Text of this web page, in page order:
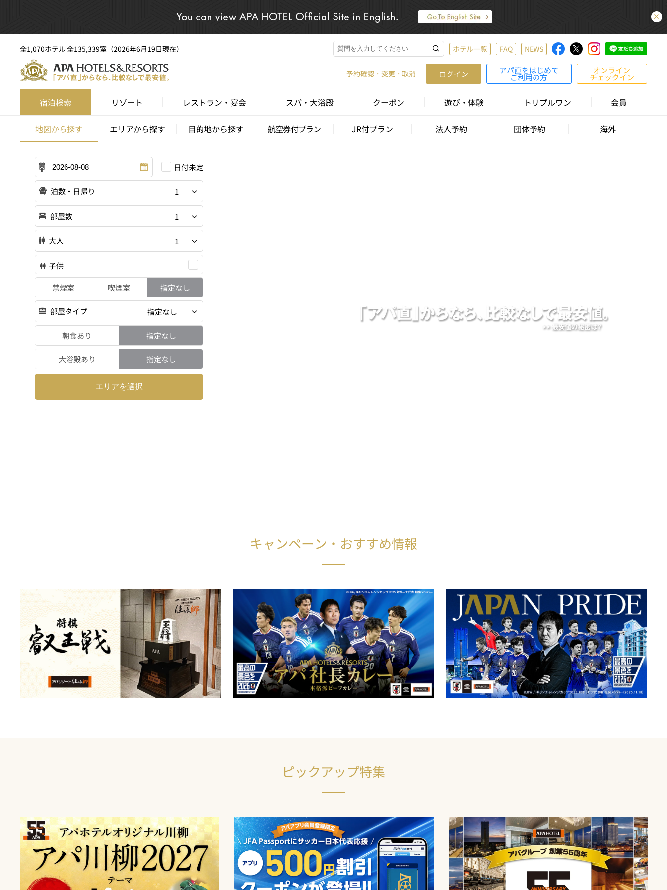
全1,070ホテル 全135,339室（2026年6月19日現在） ホテル一覧 FAQ NEWS
予約確認・変更・取消 ログイン アパ直をはじめて
ご利用の方
オンライン
チェックイン
宿泊検索 リゾート レストラン・宴会 スパ・大浴殿 クーポン 遊び・体験 トリプルワン 会員
地図から探す エリアから探す 目的地から探す 航空券付プラン JR付プラン 法人予約 団体予約 海外
日付未定
泊数・日帰り 1
部屋数 1
大人 1
子供
禁煙室 喫煙室 指定なし
部屋タイプ 指定なし
朝食あり 指定なし
大浴殿あり 指定なし
エリアを選択
キャンペーン・おすすめ情報
ピックアップ特集